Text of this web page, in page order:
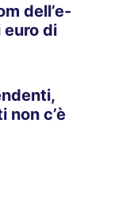
dell’e-
di
non c’è